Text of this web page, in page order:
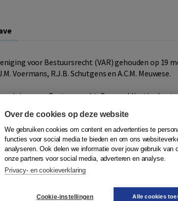
voor Bestuursrecht (VAR) gehouden op 19
Voermans, R.J.B. Schutgens en A.C.M. Meuwese.
voor Bestuursrecht. Deze publicaties
en verslagen van de jaarvergaderingen van de
ook publicaties door jongere VAR-leden in
bestuursrecht'
Over de cookies op deze website
We gebruiken cookies om content en advertenties te
functies voor social media te bieden en om ons
analyseren. Ook delen we informatie over jouw gebruik van
onze partners voor social media, adverteren en analyse.
Privacy- en cookieverklaring
Cookie-instellingen Alle cookies